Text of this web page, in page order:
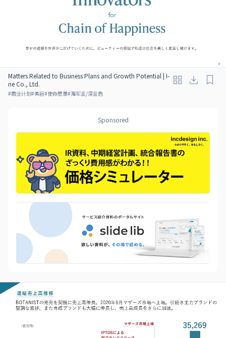
Matters Related to Business Plans and Growth Potential | I-
ne Co., Ltd.
#商业计划#美丽#使命愿景#海军蓝/深蓝色
Sponsored